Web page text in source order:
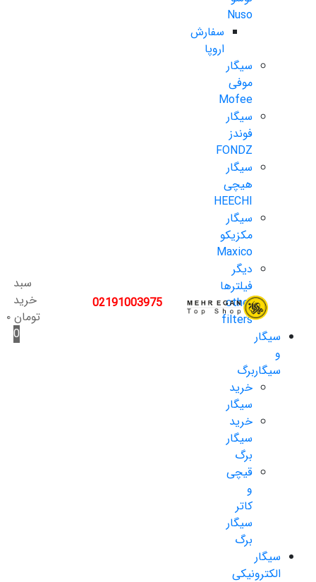
Nuso
سفارش
اروپا
سیگار
موفی
Mofee
سیگار
فوندز
FONDZ
سیگار
هیچی
HEECHI
سیگار
مکزیکو
Maxico
دیگر
فیلترها
other
filters
سیگار
و
سیگاربرگ
خرید
سیگار
خرید
سیگار
برگ
قیچی
و
کاتر
سیگار
برگ
سیگار
الکترونیکی
02191003975
سبد
خرید
تومان۰
0